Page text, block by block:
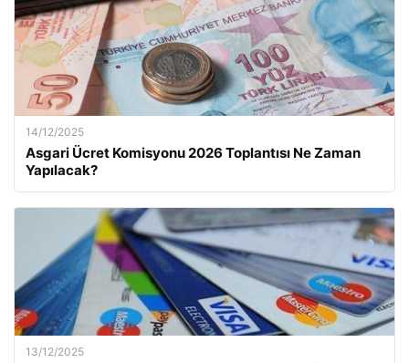
14/12/2025
Asgari Ücret Komisyonu 2026 Toplantısı Ne Zaman
Yapılacak?
13/12/2025